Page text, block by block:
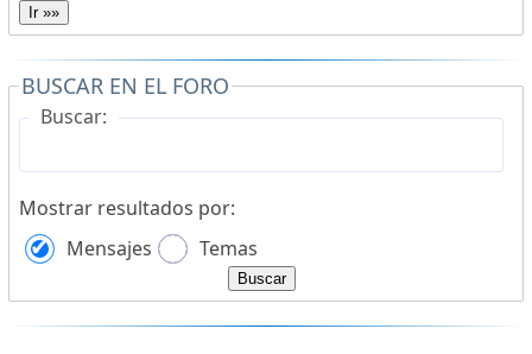
Ir »»
BUSCAR EN EL FORO
Buscar:
Mostrar resultados por:
Mensajes
Temas
Buscar